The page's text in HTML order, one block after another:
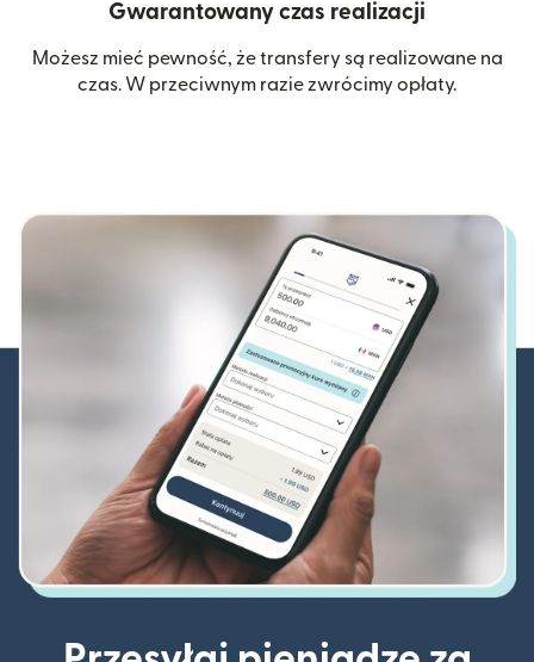
Gwarantowany czas realizacji
Możesz mieć pewność, że transfery są realizowane na
czas. W przeciwnym razie zwrócimy opłaty.